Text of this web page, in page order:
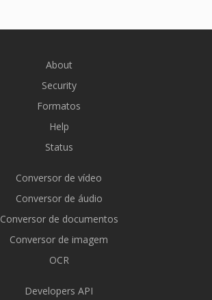
About
Security
Formatos
Help
Status
Conversor de vídeo
Conversor de áudio
Conversor de documentos
Conversor de imagem
OCR
Developers API